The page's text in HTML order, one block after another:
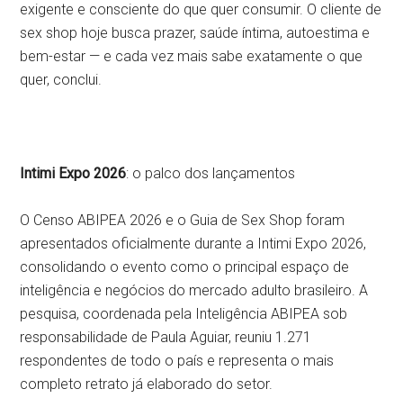
exigente e consciente do que quer consumir. O cliente de
sex shop hoje busca prazer, saúde íntima, autoestima e
bem-estar — e cada vez mais sabe exatamente o que
quer, conclui.
Intimi Expo 2026: o palco dos lançamentos
O Censo ABIPEA 2026 e o Guia de Sex Shop foram
apresentados oficialmente durante a Intimi Expo 2026,
consolidando o evento como o principal espaço de
inteligência e negócios do mercado adulto brasileiro. A
pesquisa, coordenada pela Inteligência ABIPEA sob
responsabilidade de Paula Aguiar, reuniu 1.271
respondentes de todo o país e representa o mais
completo retrato já elaborado do setor.